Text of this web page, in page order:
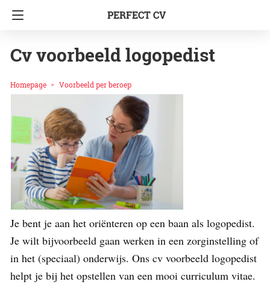
PERFECT CV
Cv voorbeeld logopedist
Homepage Voorbeeld per beroep
Je bent je aan het oriënteren op een baan als logopedist.
Je wilt bijvoorbeeld gaan werken in een zorginstelling of
in het (speciaal) onderwijs. Ons cv voorbeeld logopedist
helpt je bij het opstellen van een mooi curriculum vitae.